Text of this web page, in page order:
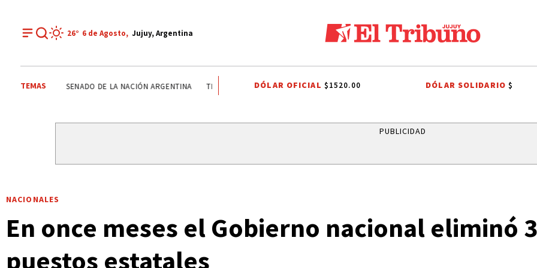
26° 6 de Agosto, Jujuy, Argentina
TEMAS CASPALÁ RUTAS DE JUJUY NACIONALES SENADO DE LA NACIÓN ARGENTINA ALERTA METEOROLÓGICO
DÓLAR OFICIAL $1520.00 DÓLAR SOLIDARIO$
PUBLICIDAD
NACIONALES
En once meses el Gobierno nacional eliminó
puestos estatales